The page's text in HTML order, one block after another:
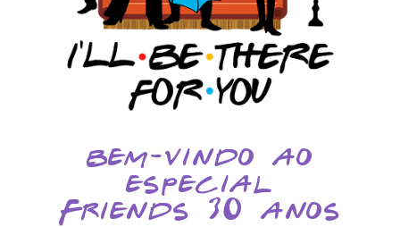
bem-vindo ao
especial
Friends 30 anos